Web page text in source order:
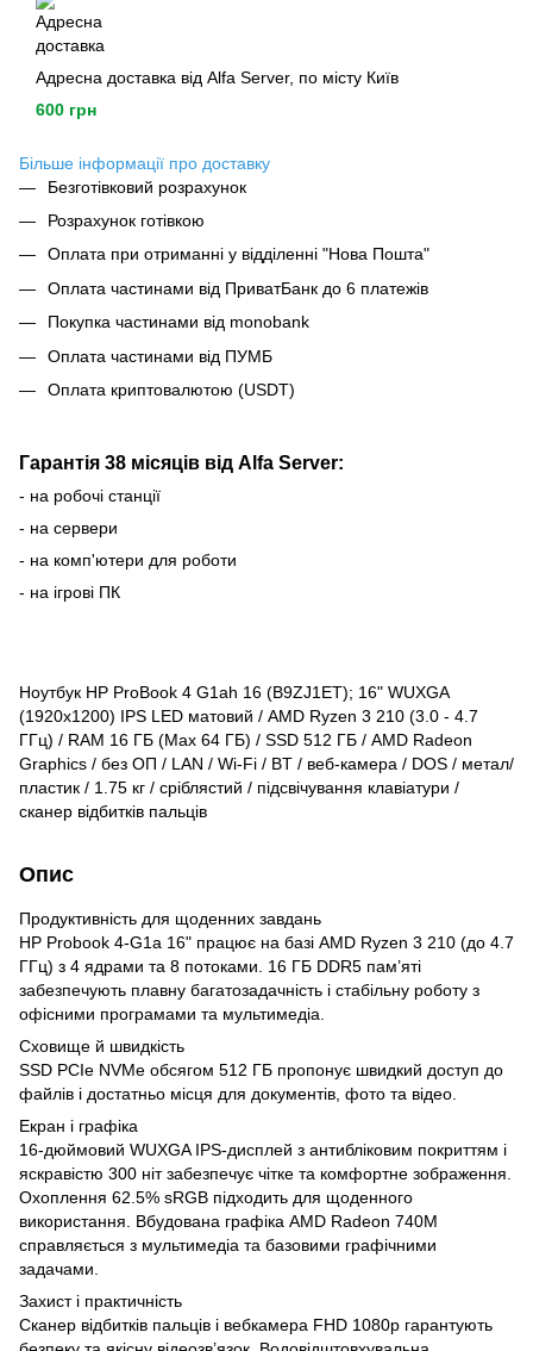
Адресна доставка від Alfa Server, по місту Київ
600 грн
Більше інформації про доставку
Безготівковий розрахунок
Розрахунок готівкою
Оплата при отриманні у відділенні "Нова Пошта"
Оплата частинами від ПриватБанк до 6 платежів
Покупка частинами від monobank
Оплата частинами від ПУМБ
Оплата криптовалютою (USDT)
Гарантія 38 місяців від Alfa Server:
- на робочі станції
- на сервери
- на комп'ютери для роботи
- на ігрові ПК
Ноутбук HP ProBook 4 G1ah 16 (B9ZJ1ET); 16" WUXGA
(1920x1200) IPS LED матовий / AMD Ryzen 3 210 (3.0 - 4.7
ГГц) / RAM 16 ГБ (Max 64 ГБ) / SSD 512 ГБ / AMD Radeon
Graphics / без ОП / LAN / Wi-Fi / BT / веб-камера / DOS / метал/
пластик / 1.75 кг / сріблястий / підсвічування клавіатури /
сканер відбитків пальців
Опис
Продуктивність для щоденних завдань
HP Probook 4-G1a 16" працює на базі AMD Ryzen 3 210 (до 4.7
ГГц) з 4 ядрами та 8 потоками. 16 ГБ DDR5 пам’яті
забезпечують плавну багатозадачність і стабільну роботу з
офісними програмами та мультимедіа.
Сховище й швидкість
SSD PCIe NVMe обсягом 512 ГБ пропонує швидкий доступ до
файлів і достатньо місця для документів, фото та відео.
Екран і графіка
16-дюймовий WUXGA IPS-дисплей з антибліковим покриттям і
яскравістю 300 ніт забезпечує чітке та комфортне зображення.
Охоплення 62.5% sRGB підходить для щоденного
використання. Вбудована графіка AMD Radeon 740M
справляється з мультимедіа та базовими графічними
задачами.
Захист і практичність
Сканер відбитків пальців і вебкамера FHD 1080p гарантують